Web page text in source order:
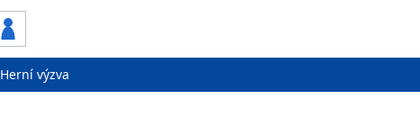
Herní výzva